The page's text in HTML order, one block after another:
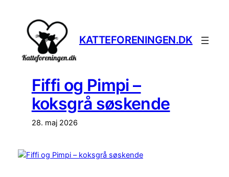
indhold
KATTEFORENINGEN.DK
Fiffi og Pimpi –
koksgrå søskende
28. maj 2026